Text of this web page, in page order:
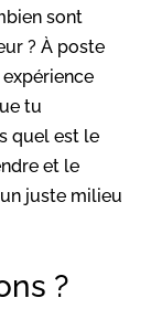
sont
? À poste
tu
quel est le
et le
juste milieu
?